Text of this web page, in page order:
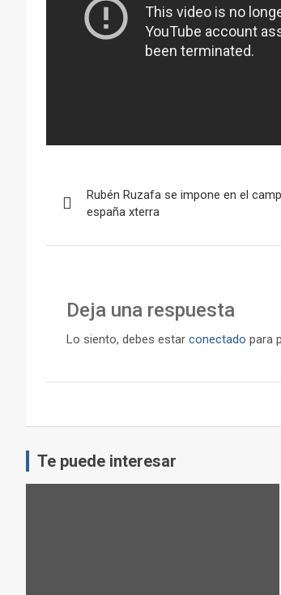
de
entradas
Rubén Ruzafa se impone en el
españa xterra
Deja una respuesta
Lo siento, debes estar conectado para
Te puede interesar